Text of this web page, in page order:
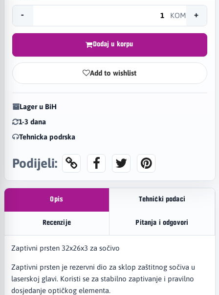
- KOM +
Dodaj u korpu
Add to wishlist
Lager u BiH
1-3 dana
Tehnicka podrska
Podijeli:
Opis Tehnički podaci
Recenzije Pitanja i odgovori
Zaptivni prsten 32x26x3 za sočivo
Zaptivni prsten je rezervni dio za sklop zaštitnog sočiva u
laserskoj glavi. Koristi se za stabilno zaptivanje i pravilno
dosjedanje optičkog elementa.